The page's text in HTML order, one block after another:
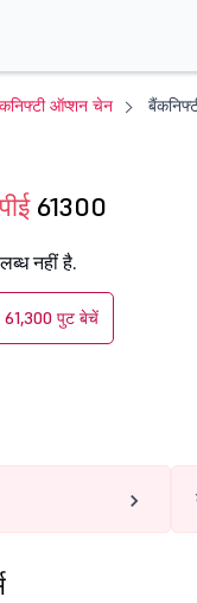
ऑप्शन चेन
पीई61300
नहीं है.
61,300 पुट बेचें